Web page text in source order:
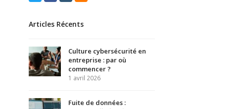
Articles Récents
Culture cybersécurité en
entreprise : par où
commencer ?
1 avril 2026
Fuite de données :